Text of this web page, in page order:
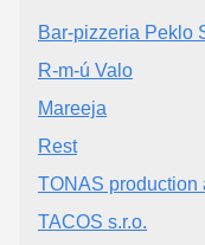
Bar-pizzeria Peklo
R-m-ú Valo
Mareeja
Rest
TONAS production
TACOS s.r.o.